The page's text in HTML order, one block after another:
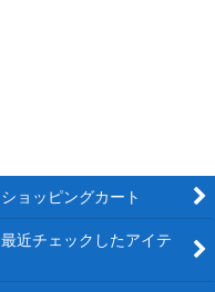
ショッピングカート
最近チェックしたアイテ